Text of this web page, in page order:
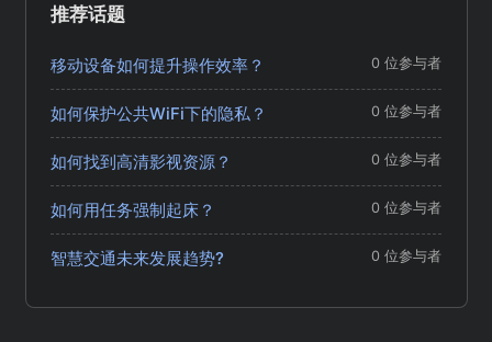
推荐话题
移动设备如何提升操作效率？ 0 位参与者
如何保护公共WiFi下的隐私？ 0 位参与者
如何找到高清影视资源？ 0 位参与者
如何用任务强制起床？ 0 位参与者
智慧交通未来发展趋势? 0 位参与者